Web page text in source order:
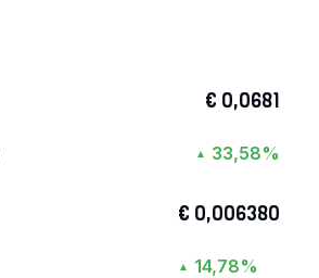
€ 0,0681
▲ 33,58%
€ 0,006380
▲ 14,78%